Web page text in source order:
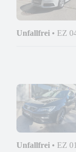
Unfallfrei • EZ
Unfallfrei • EZ